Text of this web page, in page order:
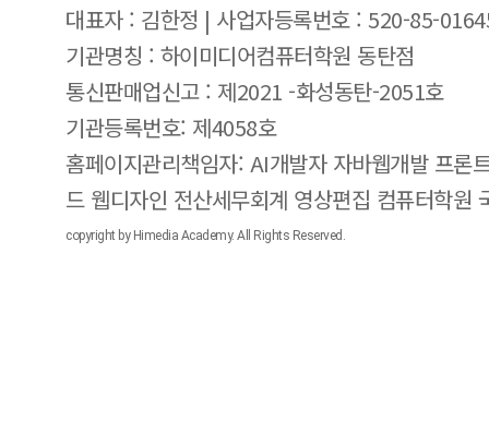
대표자 : 김한정 | 사업자등록번호 : 520-85-
기관명칭 : 하이미디어컴퓨터학원 동탄점
통신판매업신고 : 제2021 -화성동탄-2051호
기관등록번호: 제4058호
홈페이지관리책임자: AI개발자 자바웹개발 프론
드 웹디자인 전산세무회계 영상편집 컴퓨터학원
copyright by Himedia Academy. All Rights Reserved.